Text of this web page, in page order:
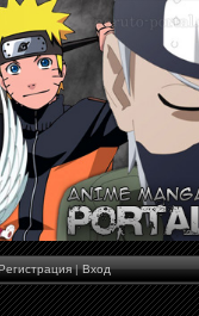
|Вход